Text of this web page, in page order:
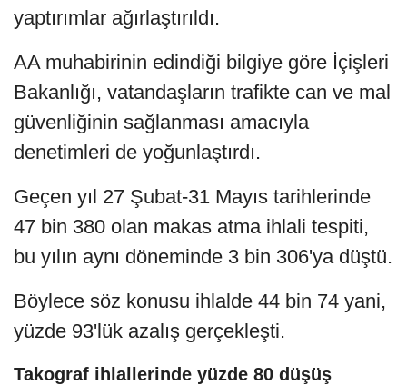
yaptırımlar ağırlaştırıldı.
AA muhabirinin edindiği bilgiye göre İçişleri
Bakanlığı, vatandaşların trafikte can ve mal
güvenliğinin sağlanması amacıyla
denetimleri de yoğunlaştırdı.
Geçen yıl 27 Şubat-31 Mayıs tarihlerinde
47 bin 380 olan makas atma ihlali tespiti,
bu yılın aynı döneminde 3 bin 306'ya düştü.
Böylece söz konusu ihlalde 44 bin 74 yani,
yüzde 93'lük azalış gerçekleşti.
Takograf ihlallerinde yüzde 80 düşüş